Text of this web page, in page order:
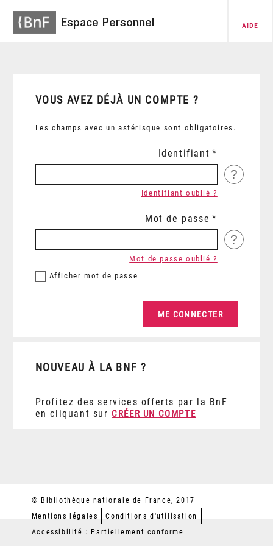
Espace Personnel AIDE
VOUS AVEZ DÉJÀ UN COMPTE ?
Les champs avec un astérisque sont obligatoires.
Identifiant
?
Identifiant oublié ?
Mot de passe
?
Afficher mot de passe
Mot de passe oublié ?
NOUVEAU À LA BNF ?
Profitez des services offerts par la BnF
en cliquant sur CRÉER UN COMPTE
© Bibliothèque nationale de France, 2017
Mentions légales
Conditions d'utilisation
Accessibilité : Partiellement conforme